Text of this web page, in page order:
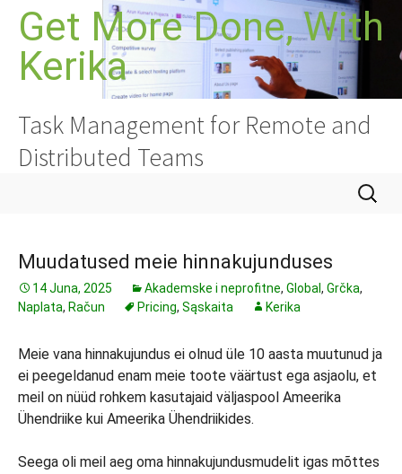
sadržaj
Get More Done, With
Kerika
Task Management for Remote and
Distributed Teams
Muudatused meie hinnakujunduses
14 Juna, 2025 Akademske i neprofitne, Global , Grčka,
Naplata, Račun Pricing, Sąskaita Kerika
Meie vana hinnakujundus ei olnud üle 10 aasta muutunud ja
ei peegeldanud enam meie toote väärtust ega asjaolu, et
meil on nüüd rohkem kasutajaid väljaspool Ameerika
Ühendriike kui Ameerika Ühendriikides.
Seega oli meil aeg oma hinnakujundusmudelit igas mõttes